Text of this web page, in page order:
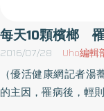
除，若是民眾每天
罹患口腔癌的高風險
性自殺。 口腔癌發
生，平常工作時與
腔黏膜檢查，才發
除，舌頭得以保留，
每天10顆檳榔
2016/07/28 Uho編輯
（優活健康網記者
的主因，罹病後，輕